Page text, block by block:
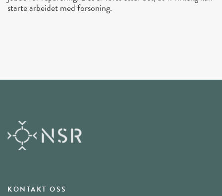
starte arbeidet med forsoning.
KONTAKT OSS